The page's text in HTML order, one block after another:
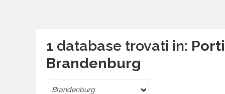
1 database trovati in:
Brandenburg
Brandenburg